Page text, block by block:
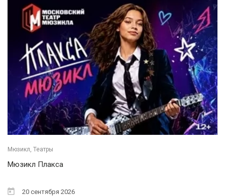
Мюзикл, Театры
Мюзикл Плакса
20 сентября 2026